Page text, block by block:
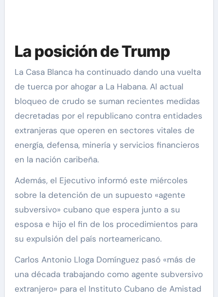
La posición de Trump
La Casa Blanca ha continuado dando una vuelta
de tuerca por ahogar a La Habana. Al actual
bloqueo de crudo se suman recientes medidas
decretadas por el republicano contra entidades
extranjeras que operen en sectores vitales de
energía, defensa, minería y servicios financieros
en la nación caribeña.
Además, el Ejecutivo informó este miércoles
sobre la detención de un supuesto «agente
subversivo» cubano que espera junto a su
esposa e hijo el fin de los procedimientos para
su expulsión del país norteamericano.
Carlos Antonio Lloga Domínguez pasó «más de
una década trabajando como agente subversivo
extranjero» para el Instituto Cubano de Amistad